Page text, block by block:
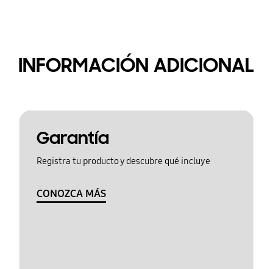
INFORMACIÓN ADICIONAL
Garantía
Registra tu producto y descubre qué incluye
CONOZCA MÁS